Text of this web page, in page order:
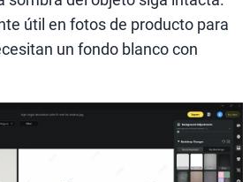
útil en fotos de producto para
un fondo blanco con